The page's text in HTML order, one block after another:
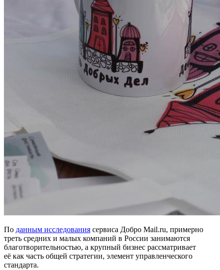
По данным исследования сервиса Добро Mail.ru, примерно
треть средних и малых компаний в России занимаются
благотворительностью, а крупный бизнес рассматривает
её как часть общей стратегии, элемент управленческого
стандарта.